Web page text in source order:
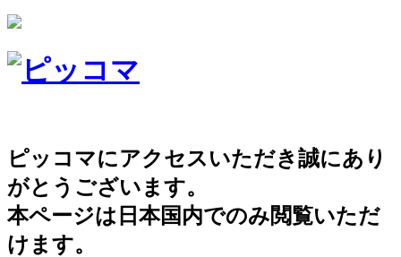
ピッコマにアクセスいただき誠にあり
がとうございます。
本ページは日本国内でのみ閲覧いただ
けます。